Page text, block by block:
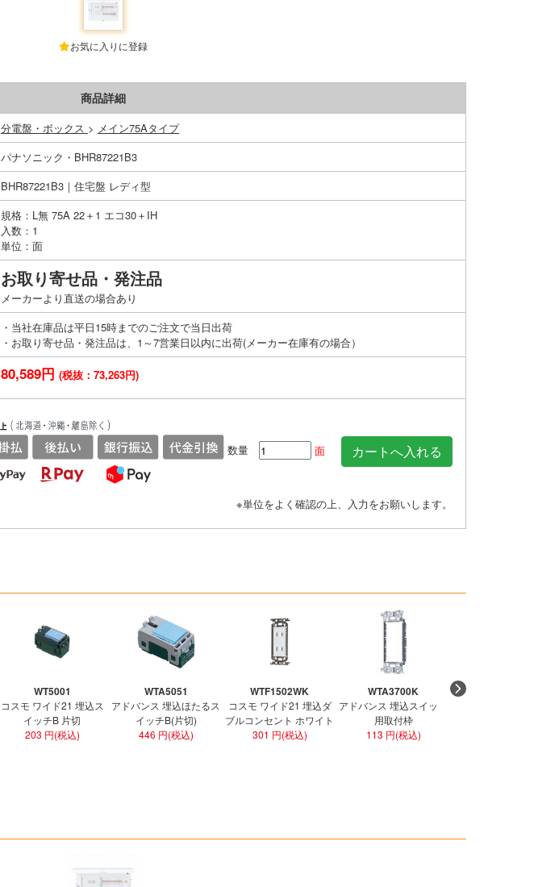
お気に入りに登録
商品詳細
分電盤・ボックス > メイン75Aタイプ
パナソニック・BHR87221B3
BHR87221B3｜住宅盤 レディ型
規格：L無 75A 22＋1 エコ30＋IH
入数：1
単位：面
お取り寄せ品・発注品
メーカーより直送の場合あり
・当社在庫品は平日15時までのご注文で当日出荷
・お取り寄せ品・発注品は、1～7営業日以内に出荷(メーカー在庫有の場合）
80,589円 (税抜：73,263円)
数量 面
※単位をよく確認の上、入力をお願いします。
WT5001
コスモ ワイド21 埋込ス
イッチB 片切
203 円(税込)
WTA5051
アドバンス 埋込ほたるス
イッチB(片切)
446 円(税込)
WTF1502WK
コスモ ワイド21 埋込ダ
ブルコンセント ホワイト
301 円(税込)
WTA3700K
アドバンス 埋込スイッチ
用取付枠
113 円(税込)